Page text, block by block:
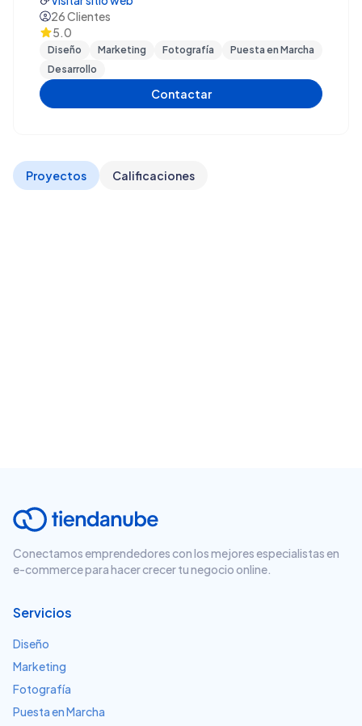
profesionales que sumamos para poner en práctica lo
que aprendimos.
26Clientes
5.0
Diseño Marketing Fotografía
Puesta en Marcha
Desarrollo
Contactar
Proyectos Calificaciones
Conectamos emprendedores con los mejores especialistas en
e-commerce para hacer crecer tu negocio online.
Servicios
Diseño
Marketing
Fotografía
Puesta en Marcha